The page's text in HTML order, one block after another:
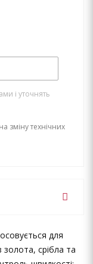
і уточнять
зміну технічних
для
золота, срібла та